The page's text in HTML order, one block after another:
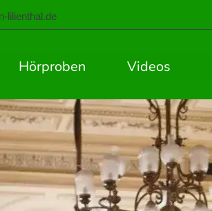
lilienthal.de
Hörproben Videos